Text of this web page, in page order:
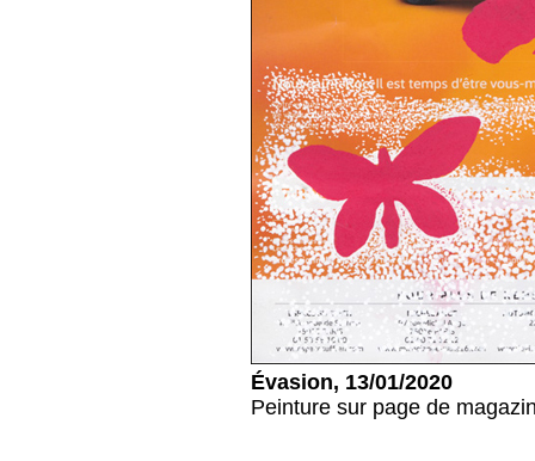
Évasion, 13/01/2020
Peinture sur page de